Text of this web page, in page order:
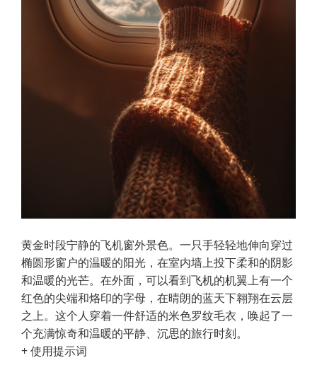
黄金时段宁静的飞机窗外景色。一只手轻轻地伸向穿过
椭圆形窗户的温暖的阳光，在室内墙上投下柔和的阴影
和温暖的光芒。在外面，可以看到飞机的机翼上有一个
红色的尖端和烙印的字母，在晴朗的蓝天下翱翔在云层
之上。这个人穿着一件舒适的米色罗纹毛衣，唤起了一
个充满惊奇和温暖的平静、沉思的旅行时刻。
+ 使用提示词